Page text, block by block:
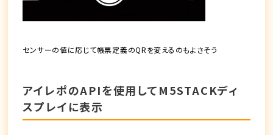
センサーの値に応じて帳票定義のQRを変えるのもよさそう
アイレポのAPIを使用してM5STACKディ
スプレイに表示